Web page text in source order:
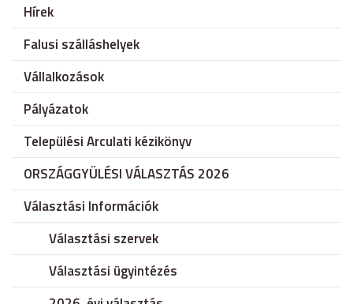
Hírek
Falusi szálláshelyek
Vállalkozások
Pályázatok
Települési Arculati kézikönyv
ORSZÁGGYÜLÉSI VÁLASZTÁS 2026
Választási Információk
Választási szervek
Választási ügyintézés